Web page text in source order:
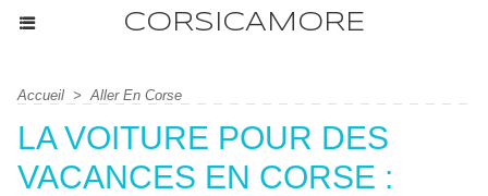
CORSICAMORE
Accueil > Aller En Corse
LA VOITURE POUR DES
VACANCES EN CORSE :